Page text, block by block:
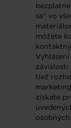
sa“ vo
môžete
závislosti
tiež
získate
osobných